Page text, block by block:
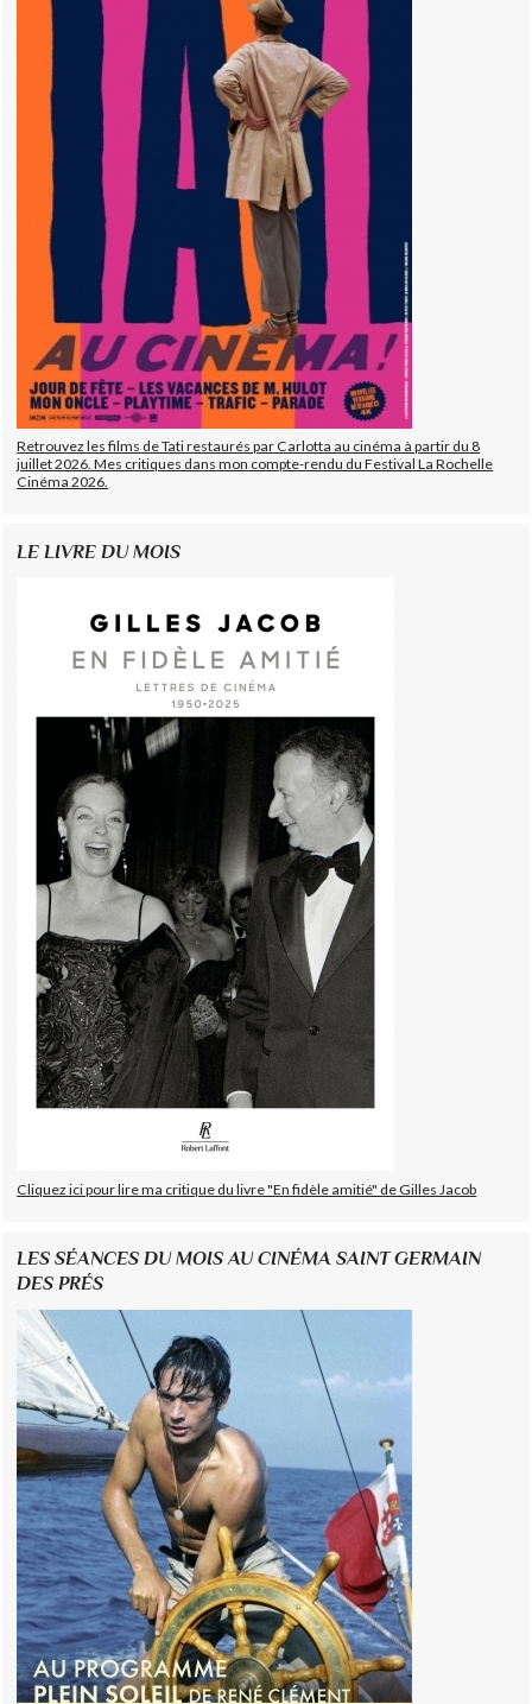
Retrouvez les films de Tati restaurés par Carlotta au cinéma à partir du 8
juillet 2026. Mes critiques dans mon compte-rendu du Festival La Rochelle
Cinéma 2026.
LE LIVRE DU MOIS
Cliquez ici pour lire ma critique du livre "En fidèle amitié" de Gilles Jacob
LES SÉANCES DU MOIS AU CINÉMA SAINT GERMAIN
DES PRÉS